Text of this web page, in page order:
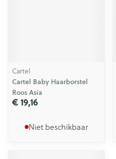
Cartel
Cartel Baby Haarborstel
Roos Asia
€ 19,16
Niet beschikbaar